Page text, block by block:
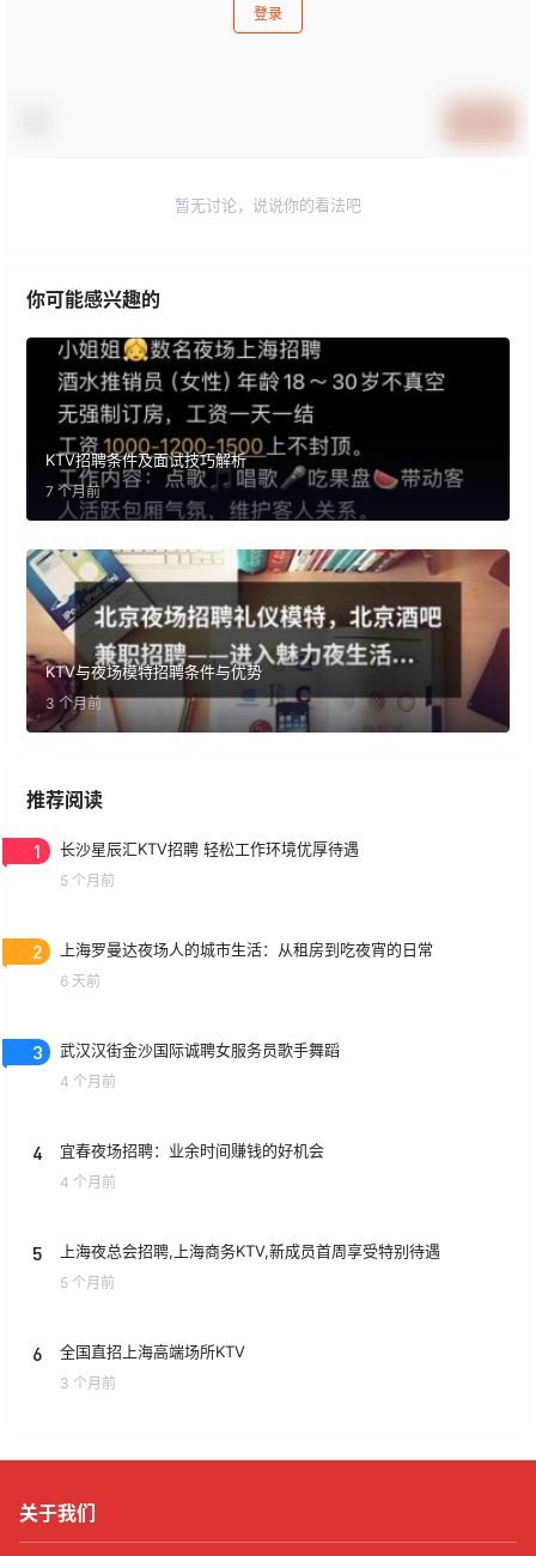
登录
暂无讨论，说说你的看法吧
你可能感兴趣的
KTV招聘条件及面试技巧解析
7 个月前
KTV与夜场模特招聘条件与优势
3 个月前
推荐阅读
1 长沙星辰汇KTV招聘 轻松工作环境优厚待遇
5 个月前
2 上海罗曼达夜场人的城市生活：从租房到吃夜宵的日常
6 天前
3 武汉汉街金沙国际诚聘女服务员歌手舞蹈
4 个月前
4 宜春夜场招聘：业余时间赚钱的好机会
4 个月前
5 上海夜总会招聘,上海商务KTV,新成员首周享受特别待遇
5 个月前
6 全国直招上海高端场所KTV
3 个月前
关于我们